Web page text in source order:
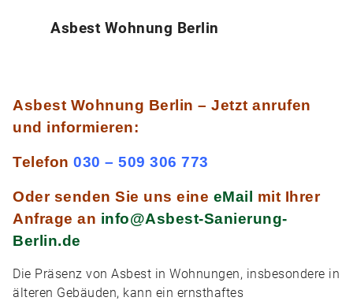
Asbest Wohnung Berlin
Asbest Wohnung Berlin – Jetzt anrufen
und informieren:
Telefon 030 – 509 306 773
Oder senden Sie uns eine eMail
mit Ihrer
Anfrage an info@Asbest-Sanierung-
Berlin.de
Die Präsenz von Asbest in Wohnungen, insbesondere in
älteren Gebäuden, kann ein ernsthaftes